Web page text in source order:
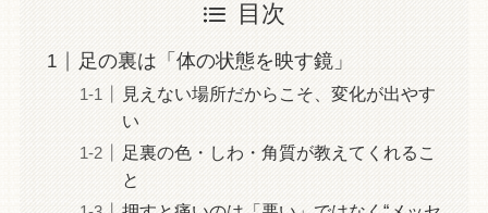
目次
足の裏は「体の状態を映す鏡」
見えない場所だからこそ、変化が出やす
い
足裏の色・しわ・角質が教えてくれるこ
と